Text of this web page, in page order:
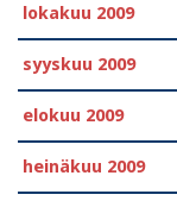
lokakuu 2009
syyskuu 2009
elokuu 2009
heinäkuu 2009